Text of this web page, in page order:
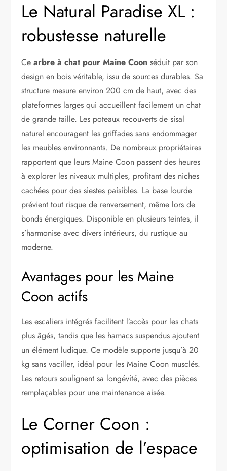
Le Natural Paradise XL :
robustesse naturelle
Cearbre à chat pour Maine Coon séduit par son
design en bois véritable, issu de sources durables. Sa
structure mesure environ 200 cm de haut, avec des
plateformes larges qui accueillent facilement un chat
de grande taille. Les poteaux recouverts de sisal
naturel encouragent les griffades sans endommager
les meubles environnants. De nombreux propriétaires
rapportent que leurs Maine Coon passent des heures
à explorer les niveaux multiples, profitant des niches
cachées pour des siestes paisibles. La base lourde
prévient tout risque de renversement, même lors de
bonds énergiques. Disponible en plusieurs teintes, il
s’harmonise avec divers intérieurs, du rustique au
moderne.
Avantages pour les Maine
Coon actifs
Les escaliers intégrés facilitent l’accès pour les chats
plus âgés, tandis que les hamacs suspendus ajoutent
un élément ludique. Ce modèle supporte jusqu’à 20
kg sans vaciller, idéal pour les Maine Coon musclés.
Les retours soulignent sa longévité, avec des pièces
remplaçables pour une maintenance aisée.
Le Corner Coon :
optimisation de l’espace